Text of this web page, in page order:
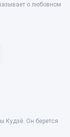
о любовном
Кудзё. Он берется